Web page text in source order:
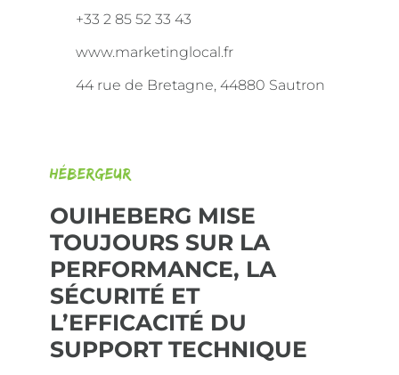
+33 2 85 52 33 43
www.marketinglocal.fr
44 rue de Bretagne, 44880 Sautron
Hébergeur
OUIHEBERG MISE
TOUJOURS SUR LA
PERFORMANCE, LA
SÉCURITÉ ET
L’EFFICACITÉ DU
SUPPORT TECHNIQUE